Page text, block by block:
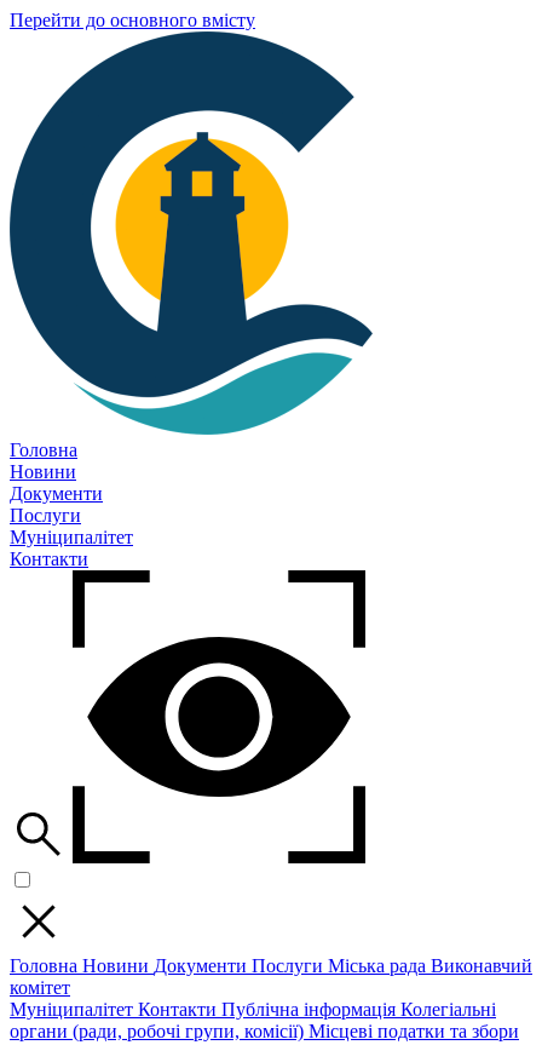
Перейти до основного вмісту
Головна
Новини
Документи
Послуги
Муніципалітет
Контакти
Головна Новини Документи Послуги Міська рада Виконавчий
комітет
Муніципалітет Контакти Публічна інформація Колегіальні
органи (ради, робочі групи, комісії) Місцеві податки та збори